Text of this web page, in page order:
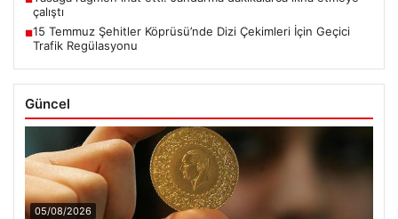
çalıştı
■15 Temmuz Şehitler Köprüsü’nde Dizi Çekimleri İçin Geçici
Trafik Regülasyonu
Güncel
05/08/2026